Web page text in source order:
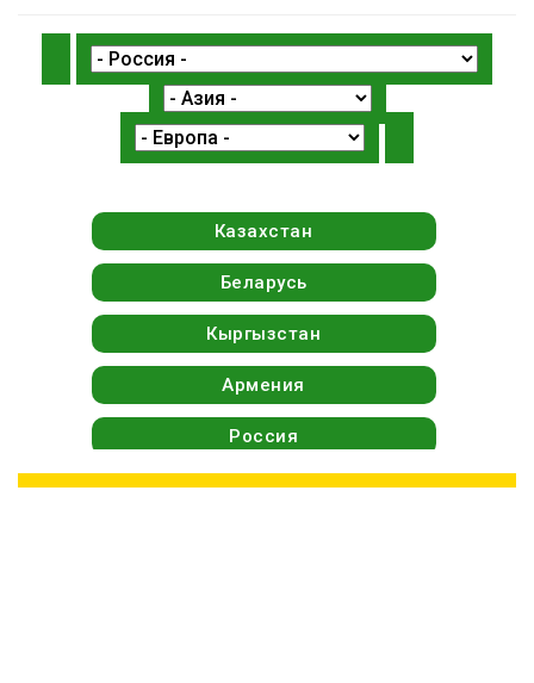
Казахстан
Беларусь
Кыргызстан
Армения
Россия
Москва